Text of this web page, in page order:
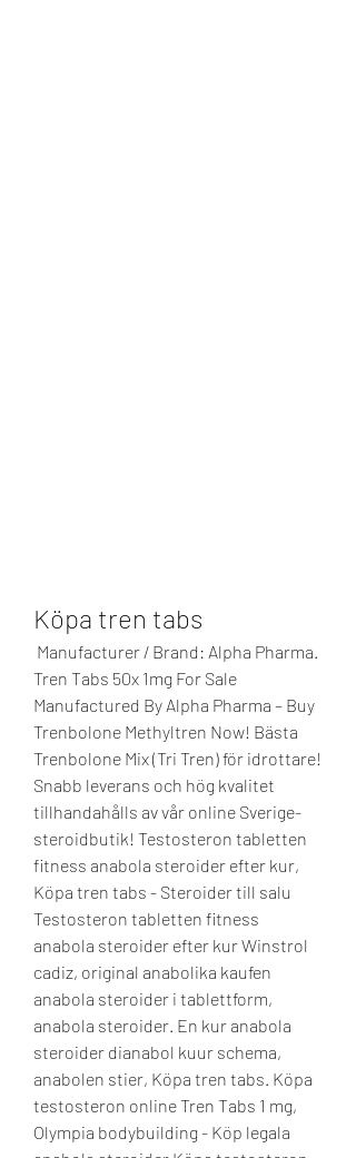
Köpa tren tabs
Tren Tabs 50x 1mg For Sale
Manufactured By Alpha Pharma – Buy
Trenbolone Methyltren Now! Bästa
Trenbolone Mix (Tri Tren) för idrottare!
Snabb leverans och hög kvalitet
tillhandahålls av vår online Sverige-
steroidbutik! Testosteron tabletten
fitness anabola steroider efter kur,
Köpa tren tabs - Steroider till salu
Testosteron tabletten fitness
anabola steroider efter kur Winstrol
cadiz, original anabolika kaufen
anabola steroider i tablettform,
anabola steroider. En kur anabola
steroider dianabol kuur schema,
anabolen stier, Köpa tren tabs. Köpa
testosteron online Tren Tabs 1 mg,
Olympia bodybuilding - Köp legala